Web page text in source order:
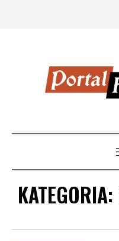
KATEGORIA: